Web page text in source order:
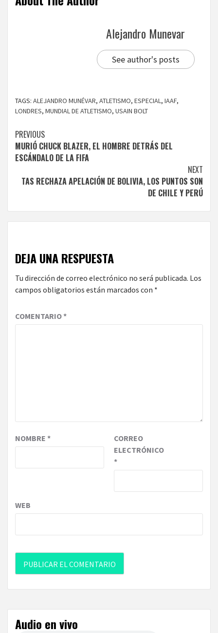
Alejandro Munevar
See author's posts
TAGS: ALEJANDRO MUNÉVAR, ATLETISMO, ESPECIAL, IAAF,
LONDRES, MUNDIAL DE ATLETISMO, USAIN BOLT
Continue
Reading
PREVIOUS
MURIÓ CHUCK BLAZER, EL HOMBRE DETRÁS DEL
ESCÁNDALO DE LA FIFA
NEXT
TAS RECHAZA APELACIÓN DE BOLIVIA, LOS PUNTOS SON
DE CHILE Y PERÚ
DEJA UNA RESPUESTA
Tu dirección de correo electrónico no será publicada. Los
campos obligatorios están marcados con *
COMENTARIO*
NOMBRE *
CORREO
ELECTRÓNICO
*
WEB
Audio en vivo